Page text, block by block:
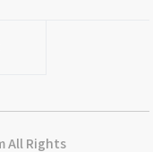
All Rights